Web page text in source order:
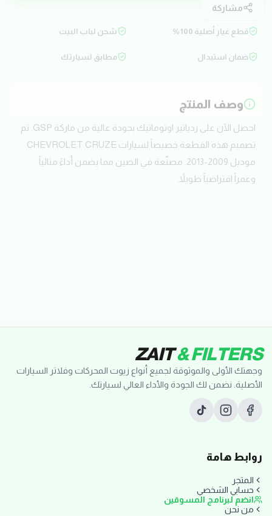
مشاركة
قطع غيار أصلية 100% شحن لباب البيت
ضمان استبدال مطابق لسيارتك
وصف المنتج
احصل الآن على ردياتير اوتوماتيك بجودة عالية من ماركة GSP. تم
تصميم هذه القطعة خصيصاً لسيارات CHEVROLET CRUZE
موديل 2009-2013. مصنّعة في الصين مما يضمن أداءً مثالياً
وعمراً افتراضياً طويلاً.
ZAIT& FILTERS
وجهتك الأولى والموثوقة لجميع أنواع زيوت المحركات وفلاتر السيارات
الأصلية. نضمن لك الجودة والأداء العالي لسيارتك.
روابط هامة
المتجر
حسابي الشخصي
انضم لبرنامج المسوقين
من نحن